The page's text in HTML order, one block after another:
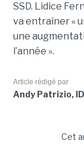
SSD. Lidice
va entraîner «
une
l’année ».
Article rédigé par
Andy Patrizio,
Cet